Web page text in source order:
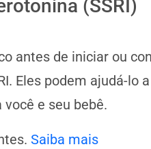
(SSRI)
antes de iniciar ou
Eles podem ajudá-lo
e seu bebê.
Saiba mais